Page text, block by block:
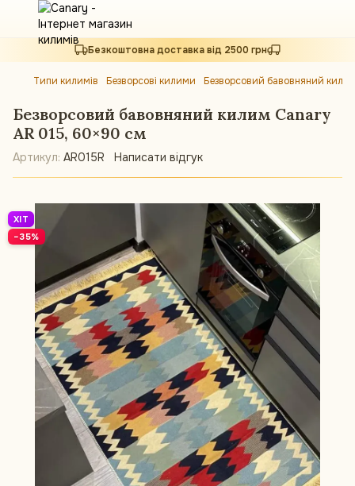
Безкоштовна доставка від 2500 грн
Типи килимів Безворсові килими Безворсовий бавовняний
Безворсовий бавовняний килим Canary
AR 015, 60×90 см
Артикул: AR015R Написати відгук
ХІТ
−35%